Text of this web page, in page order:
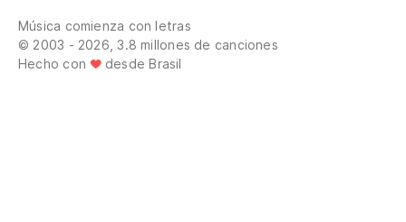
Música comienza con letras
© 2003 - 2026, 3.8 millones de canciones
Hecho con
desde Brasil